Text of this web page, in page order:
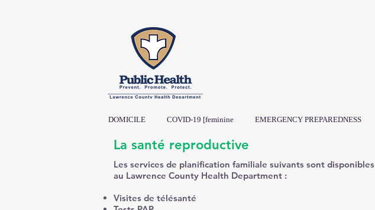
DOMICILE COVID-19 [feminine EMERGENCY PREPAREDNESS
La santé reproductive
Les services de planification familiale suivants sont disponibles
au Lawrence County Health Department :
Visites de télésanté